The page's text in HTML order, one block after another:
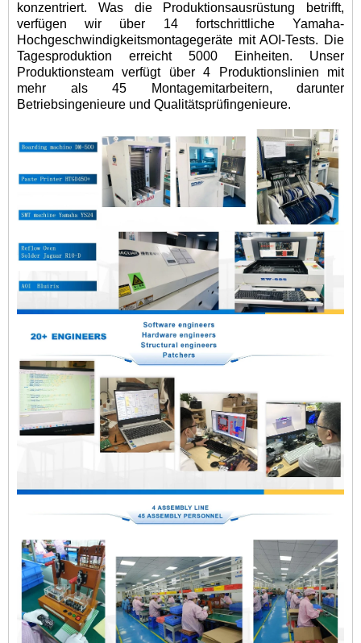
konzentriert. Was die Produktionsausrüstung betrifft,
verfügen wir über 14 fortschrittliche Yamaha-
Hochgeschwindigkeitsmontagegeräte mit AOI-Tests. Die
Tagesproduktion erreicht 5000 Einheiten. Unser
Produktionsteam verfügt über 4 Produktionslinien mit
mehr als 45 Montagemitarbeitern, darunter
Betriebsingenieure und Qualitätsprüfingenieure.